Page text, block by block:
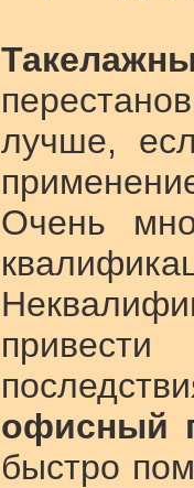
лучше,
Очень
офисный
быстро